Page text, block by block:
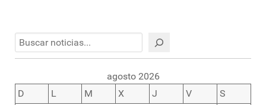
Buscar
agosto 2026
D
L M X J V
S